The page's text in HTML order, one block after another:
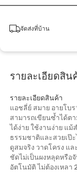
จัดส่งที่บ้าน
รายละเอียดสิน
รายละเอียดสินค้า
แอชลี่ย์ สมาย อายโบ
สามารถเขียนซ้ำได้ต
ได้ง่าย ใช้งานง่าย แ
ธรรมชาติและสวยเป๊
ดูสมจริง วาดโครง แ
ชัดไม่เป็นผงหลุดหรือ
อัตโนมัติ ไม่ต้องเหลา